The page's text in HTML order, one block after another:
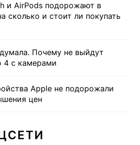
и AirPods подорожают в
сколько и стоит ли покупать
Почему не выйдут
4 с камерами
Apple не подорожали
цен